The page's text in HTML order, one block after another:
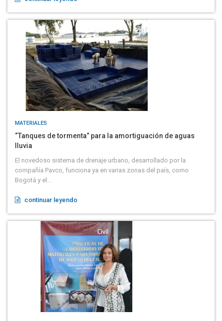
MATERIALES
“Tanques de tormenta” para la amortiguación de aguas
lluvia
El novedoso sistema de drenaje urbano, desarrollado por la
compañía Pavco, funciona ya en varias zonas del país, como
Bogotá y el...
continuar leyendo